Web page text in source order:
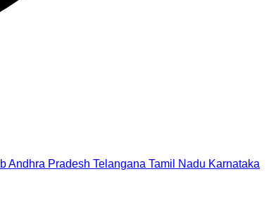
Andhra Pradesh Telangana Tamil Nadu Karnataka